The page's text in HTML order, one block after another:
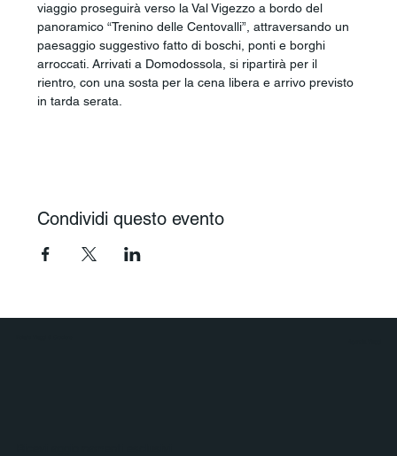
viaggio proseguirà verso la Val Vigezzo a bordo del
panoramico “Trenino delle Centovalli”, attraversando un
paesaggio suggestivo fatto di boschi, ponti e borghi
arroccati. Arrivati a Domodossola, si ripartirà per il
rientro, con una sosta per la cena libera e arrivo previsto
in tarda serata.
Condividi questo evento